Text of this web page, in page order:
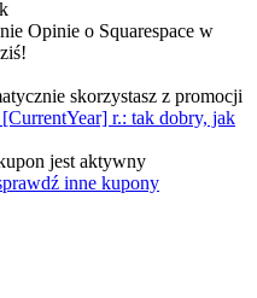
Opinie o Squarespace w
skorzystasz z promocji
r.: tak dobry, jak
jest aktywny
inne kupony